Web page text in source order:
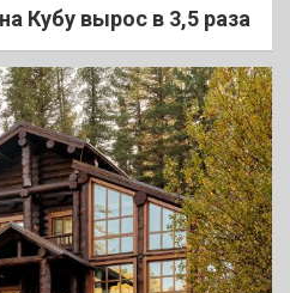
Кубу вырос в 3,5 раза